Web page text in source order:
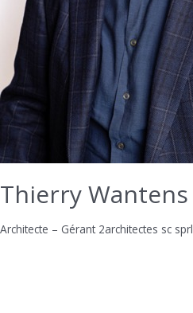
Thierry Wantens
Architecte – Gérant 2architectes sc sprl